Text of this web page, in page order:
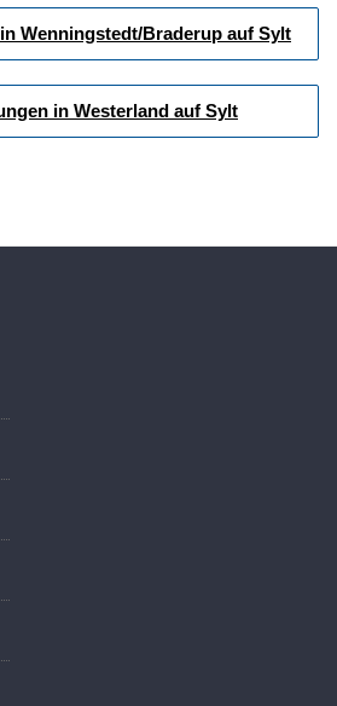
Wenningstedt/Braderup auf Sylt
in Westerland auf Sylt